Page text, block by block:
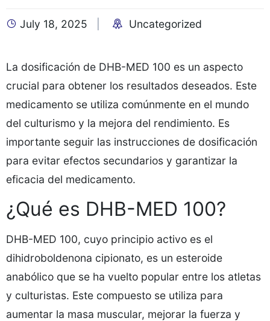
July 18, 2025 Uncategorized
La dosificación de DHB-MED 100 es un aspecto
crucial para obtener los resultados deseados. Este
medicamento se utiliza comúnmente en el mundo
del culturismo y la mejora del rendimiento. Es
importante seguir las instrucciones de dosificación
para evitar efectos secundarios y garantizar la
eficacia del medicamento.
¿Qué es DHB-MED 100?
DHB-MED 100, cuyo principio activo es el
dihidroboldenona cipionato, es un esteroide
anabólico que se ha vuelto popular entre los atletas
y culturistas. Este compuesto se utiliza para
aumentar la masa muscular, mejorar la fuerza y